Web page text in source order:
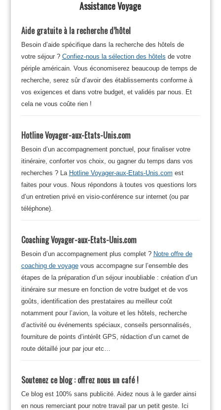
Assistance Voyage
Aide gratuite à la recherche d’hôtel
Besoin d’aide spécifique dans la recherche des hôtels de
votre séjour ? Confiez-nous la sélection des hôtels de votre
périple américain. Vous économiserez beaucoup de temps de
recherche, serez sûr d’avoir des établissements conforme à
vos exigences et dans votre budget, et validés par nous. Et
cela ne vous coûte rien !
Hotline Voyager-aux-Etats-Unis.com
Besoin d’un accompagnement ponctuel, pour finaliser votre
itinéraire, conforter vos choix, ou gagner du temps dans vos
recherches ? La Hotline Voyager-aux-Etats-Unis.com est
faites pour vous. Nous répondons à toutes vos questions lors
d’un entretien privé en visio-conférence sur internet (ou par
téléphone).
Coaching Voyager-aux-Etats-Unis.com
Besoin d’un accompagnement plus complet ? Notre offre de
coaching de voyagevous accompagne sur l’ensemble des
étapes de la préparation d’un séjour inoubliable : création d’un
itinéraire sur mesure en fonction de votre budget et de vos
goûts, identification des prestataires au meilleur coût
notamment pour l’avion, la voiture et les hôtels, recherche
d’activité ou événements spéciaux, conseils personnalisés,
fourniture de points d’intérêt GPS, rédaction d’un carnet de
route détaillé jour par jour etc…
Soutenez ce blog : offrez nous un café !
Ce blog est 100% sans publicité. Aidez nous à le garder ainsi
en nous remerciant pour notre travail par un petit geste. Ici